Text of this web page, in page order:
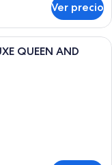
Ver precio
de hotel con dos
QUEEN AND